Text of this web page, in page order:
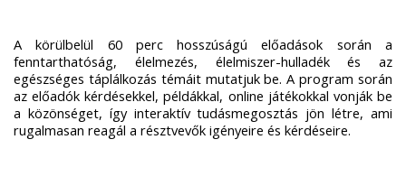
A körülbelül 60 perc hosszúságú előadások során a
fenntarthatóság, élelmezés, élelmiszer-hulladék és az
egészséges táplálkozás témáit mutatjuk be. A program során
az előadók kérdésekkel, példákkal, online játékokkal vonják be
a közönséget, így interaktív tudásmegosztás jön létre, ami
rugalmasan reagál a résztvevők igényeire és kérdéseire.